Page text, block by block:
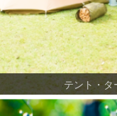
テント・タ